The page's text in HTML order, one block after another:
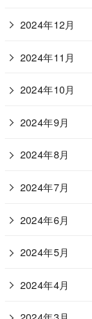
2024年12月
2024年11月
2024年10月
2024年9月
2024年8月
2024年7月
2024年6月
2024年5月
2024年4月